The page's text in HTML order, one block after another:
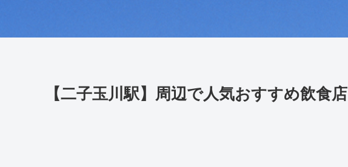
【二子玉川駅】周辺で人気おすすめ飲食店